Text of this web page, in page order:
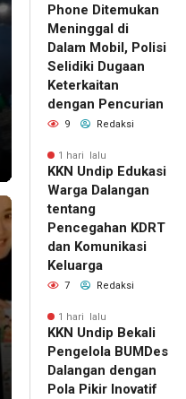
Phone Ditemukan
Meninggal di
Dalam Mobil, Polisi
Selidiki Dugaan
Keterkaitan
dengan Pencurian
9 Redaksi
1 hari lalu
KKN Undip Edukasi
Warga Dalangan
tentang
Pencegahan KDRT
dan Komunikasi
Keluarga
7 Redaksi
1 hari lalu
KKN Undip Bekali
Pengelola BUMDes
Dalangan dengan
Pola Pikir Inovatif